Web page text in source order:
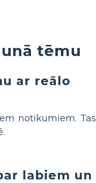
tēmu
ar reālo
notikumiem. Tas
labiem un